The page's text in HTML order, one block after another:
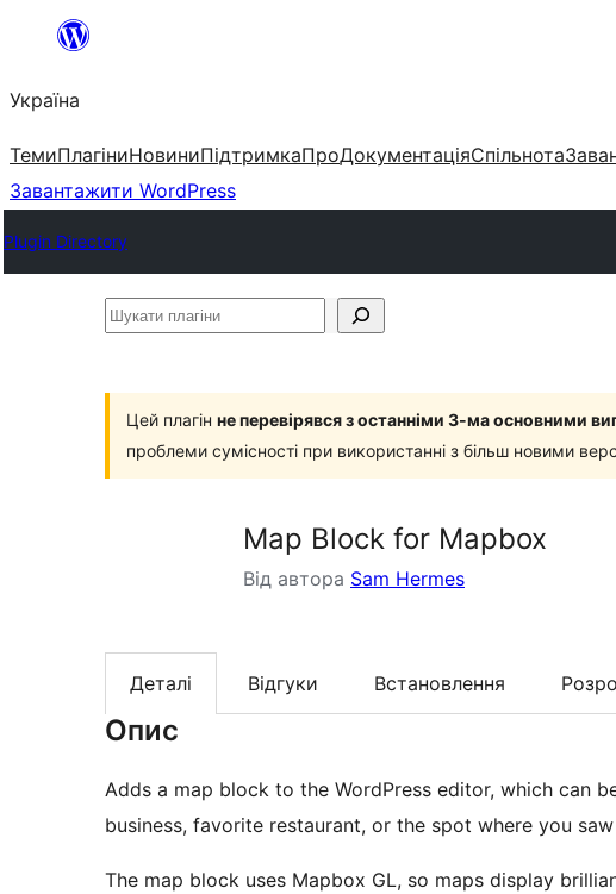
Перейти
вмісту
Україна
ТемиПлагіниНовиниПідтримкаПроДокументаціяСпільнота
Завантажити WordPress
Plugin Directory
Шукати
Цей плагін не перевірявся з останніми 3-ма основними
проблеми сумісності при використанні з більш новими
Map Block for Mapbox
Від автора Sam Hermes
Деталі Відгуки Встановлення
Опис
Adds a map block to the WordPress editor, which can
business, favorite restaurant, or the spot where you
The map block uses Mapbox GL, so maps display